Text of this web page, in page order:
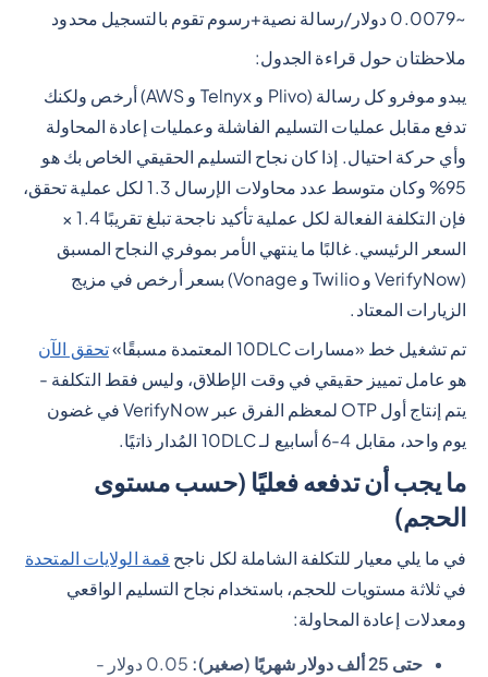
~0.0079 دولار/رسالة نصية+رسوم تقوم بالتسجيل محدود
ملاحظتان حول قراءة الجدول:
يبدو موفرو كل رسالة (Plivo و Telnyx و AWS) أرخص ولكنك
تدفع مقابل عمليات التسليم الفاشلة وعمليات إعادة المحاولة
وأي حركة احتيال. إذا كان نجاح التسليم الحقيقي الخاص بك هو
95% وكان متوسط عدد محاولات الإرسال 1.3 لكل عملية تحقق،
فإن التكلفة الفعالة لكل عملية تأكيد ناجحة تبلغ تقريبًا 1.4 ×
السعر الرئيسي. غالبًا ما ينتهي الأمر بموفري النجاح المسبق
(VerifyNow و Twilio و Vonage) بسعر أرخص في مزيج
الزيارات المعتاد.
تم تشغيل خط «مسارات 10DLC المعتمدة مسبقًا»
تحقق الآن
هو عامل تمييز حقيقي في وقت الإطلاق، وليس فقط التكلفة -
يتم إنتاج أول OTP لمعظم الفرق عبر VerifyNow في غضون
يوم واحد، مقابل 4-6 أسابيع لـ 10DLC المُدار ذاتيًا.
ما يجب أن تدفعه فعليًا (حسب مستوى
الحجم)
في ما يلي معيار للتكلفة الشاملة لكل ناجح قمة الولايات المتحدة
في ثلاثة مستويات للحجم، باستخدام نجاح التسليم الواقعي
ومعدلات إعادة المحاولة:
حتى 25 ألف دولار شهريًا (صغير):
0.05 دولار -